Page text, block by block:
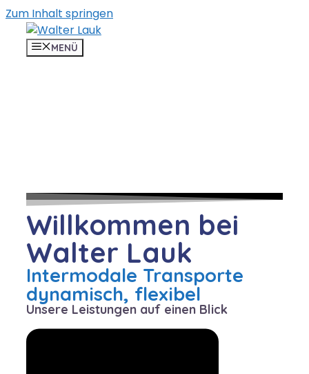
Zum Inhalt springen
MENÜ
Willkommen bei
Walter Lauk
Intermodale Transporte
dynamisch, flexibel
Unsere Leistungen auf einen Blick